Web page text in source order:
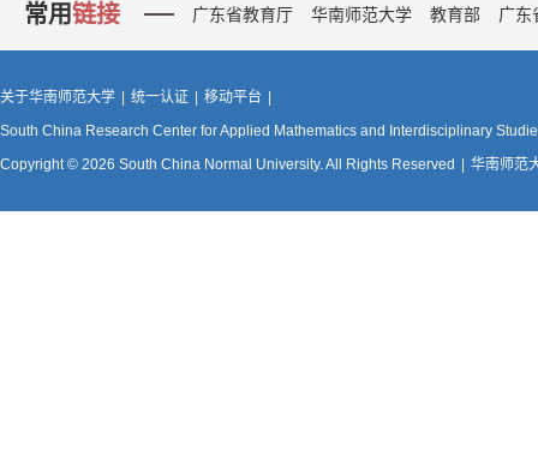
常用链接 广东省教育厅 华南师范大学 教育部 广东
关于华南师范大学 统一认证 移动平台
South China Research Center for Applied Mathematics and Interdisciplinary
Copyright © 2026 South China Normal University. All Rights Reserved
华南师范